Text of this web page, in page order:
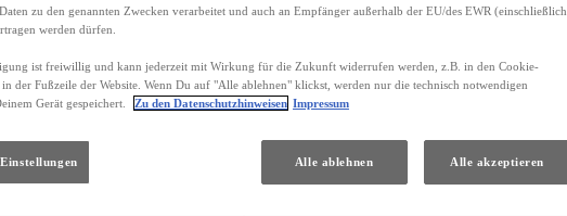
zu den genannten Zwecken verarbeitet und auch an Empfänger außerhalb der EU/des EWR (einschließlich
werden dürfen.
ist freiwillig und kann jederzeit mit Wirkung für die Zukunft widerrufen werden, z.B. in den Cookie-
der Fußzeile der Website. Wenn Du auf "Alle ablehnen" klickst, werden nur die technisch notwendigen
Gerät gespeichert.
Zu den Datenschutzhinweisen Impressum
Alle ablehnen Alle akzeptieren